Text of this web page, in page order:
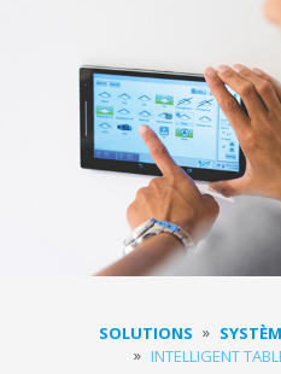
SOLUTIONS
INTELLIGENT